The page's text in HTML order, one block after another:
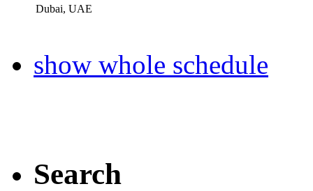
Dubai, UAE
show whole schedule
Search